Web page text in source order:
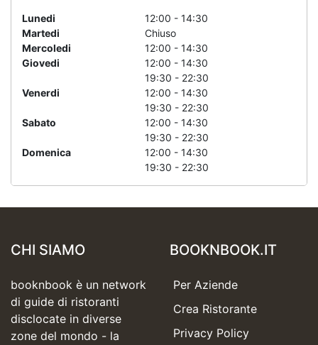
Lunedi
12:00 - 14:30
Martedi
Chiuso
Mercoledi
12:00 - 14:30
Giovedi
12:00 - 14:30
19:30 - 22:30
Venerdi
12:00 - 14:30
19:30 - 22:30
Sabato
12:00 - 14:30
19:30 - 22:30
Domenica
12:00 - 14:30
19:30 - 22:30
CHI SIAMO
booknbook è un network
di guide di ristoranti
disclocate in diverse
zone del mondo - la
BOOKNBOOK.IT
Per Aziende
Crea Ristorante
Privacy Policy